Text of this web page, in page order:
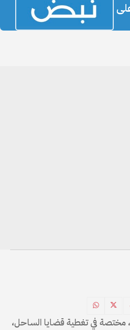
مختصة في تغطية قضايا الساحل،